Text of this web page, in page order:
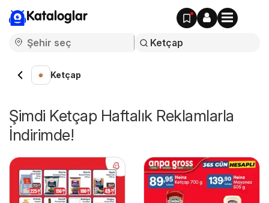
Kataloglar
Ketçap
Şimdi Ketçap Haftalık Reklamlarla
İndirimde!